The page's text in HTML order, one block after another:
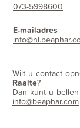
073-5998600
E-mailadres
Wilt u contact
Raalte?
Dan kunt u
info@beaphar.com